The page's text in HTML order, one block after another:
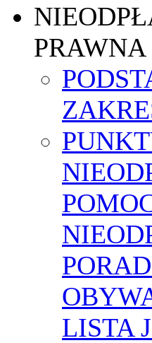
PRAWNA
LISTA